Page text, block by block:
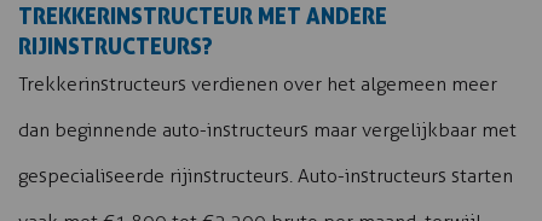
TREKKERINSTRUCTEUR MET ANDERE
RIJINSTRUCTEURS?
Trekkerinstructeurs verdienen over het algemeen meer
dan beginnende auto-instructeurs maar vergelijkbaar met
gespecialiseerde rijinstructeurs. Auto-instructeurs starten